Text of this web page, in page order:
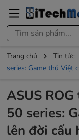
Trang chủ Tin tức
series: Game thủ Việt
ASUS
50 series:
lên đời cấu